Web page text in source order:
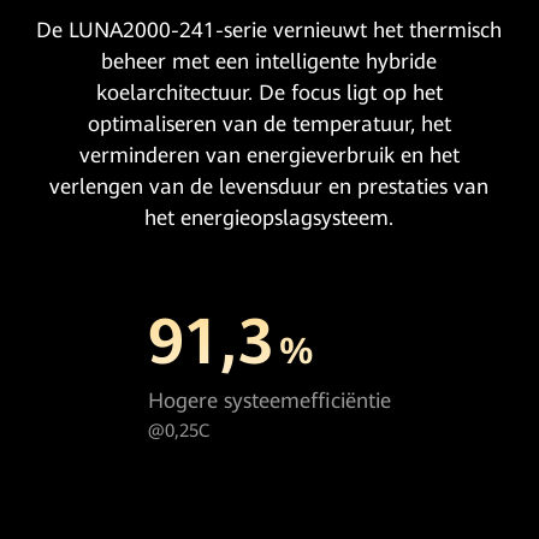
De LUNA2000-241-serie vernieuwt het thermisch
beheer met een intelligente hybride
koelarchitectuur. De focus ligt op het
optimaliseren van de temperatuur, het
verminderen van energieverbruik en het
verlengen van de levensduur en prestaties van
het energieopslagsysteem.
91,3 %
Hogere systeemefficiëntie
@0,25C